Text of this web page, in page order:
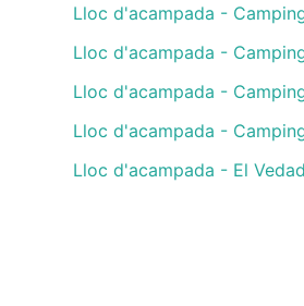
Lloc d'acampada -
Lloc d'acampada -
Lloc d'acampada -
Lloc d'acampada -
Lloc d'acampada - El